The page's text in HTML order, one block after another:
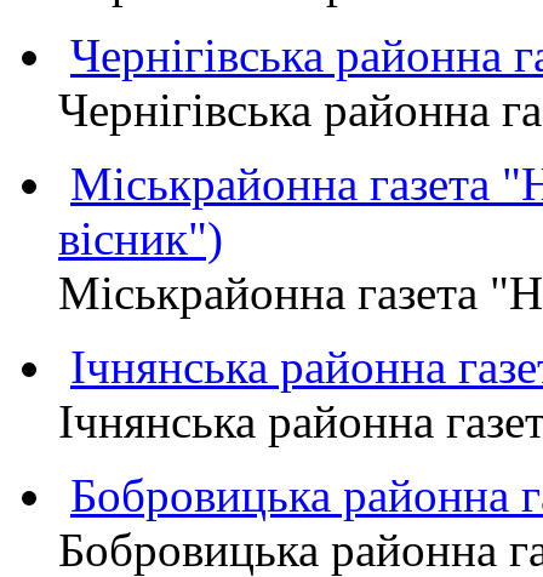
Чернігівська
Чернігівська
Міськрайонна
вісник")
Міськрайонна газета
Ічнянська районна
Ічнянська районна
Бобровицька
Бобровицька